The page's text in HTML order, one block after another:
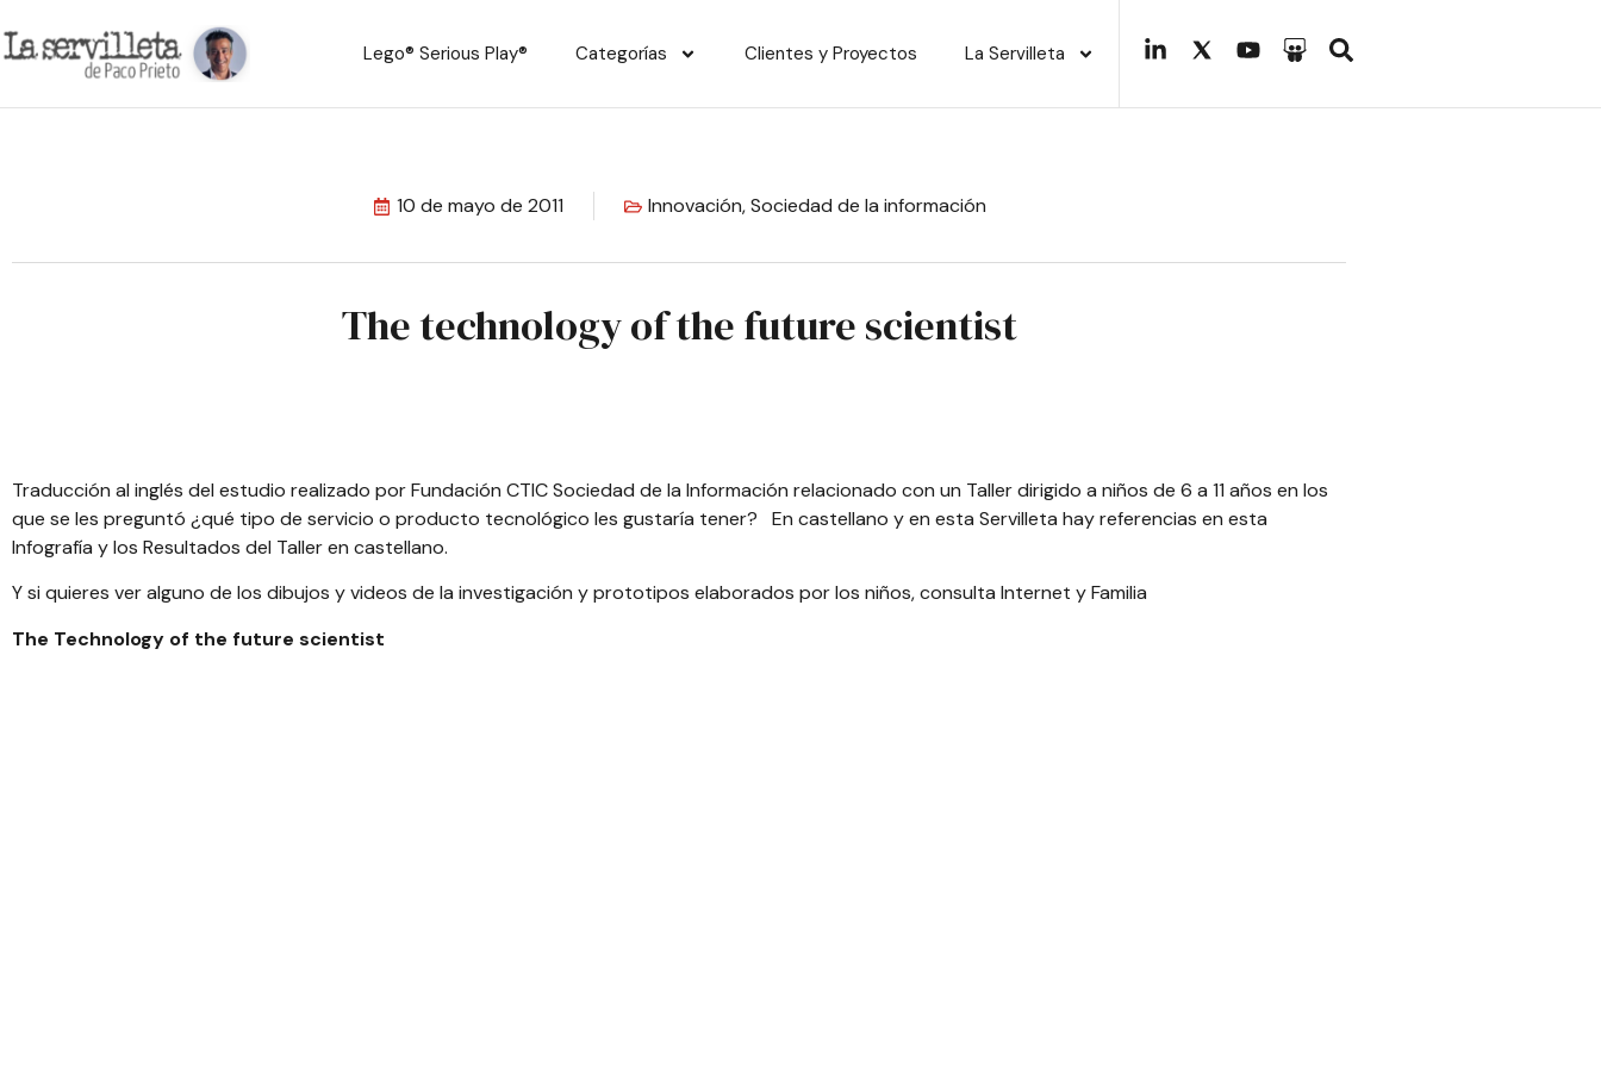
Lego® Serious Play® Categorías Clientes y Proyectos La Servilleta
10 de mayo de 2011 Innovación,Sociedad de la información
The technology of the future scientist
Traducción al inglés del estudio realizado porFundación CTIC Sociedad de la Información relacionado con un Taller dirigido a niños de 6 a 11 años en los
que se les preguntó ¿qué tipo de servicio o producto tecnológico les gustaría tener? En castellano y en esta Servilleta hay referencias en esta
Infografía y los Resultados del Taller en castellano.
Y si quieres ver alguno de los dibujos y videos de la investigación y prototipos elaborados por los niños, consulta Internet y Familia
The Technology of the future scientist